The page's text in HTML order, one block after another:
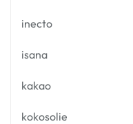
inecto
isana
kakao
kokosolie